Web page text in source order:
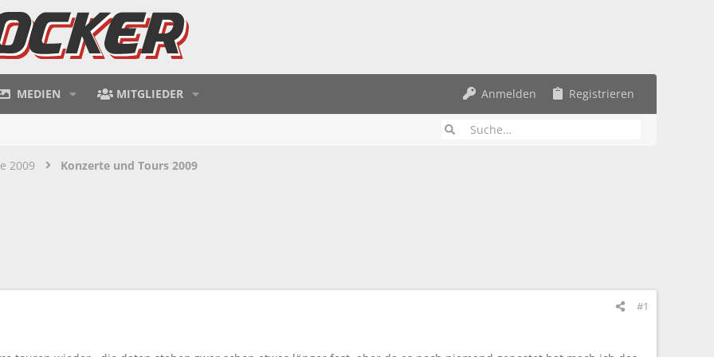
MEDIEN MITGLIEDER Anmelden Registrieren
2009 Konzerte und Tours 2009
#1